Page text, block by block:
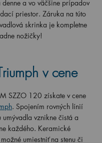
a vo väčšine prípadov
priestor. Záruka na túto
skrinka je kompletne
nožičky!
v cene
SZZO 120 získate v cene
. Spojením rovných línií
vznikne čistá a
každého. Keramické
umiestniť na stenu či